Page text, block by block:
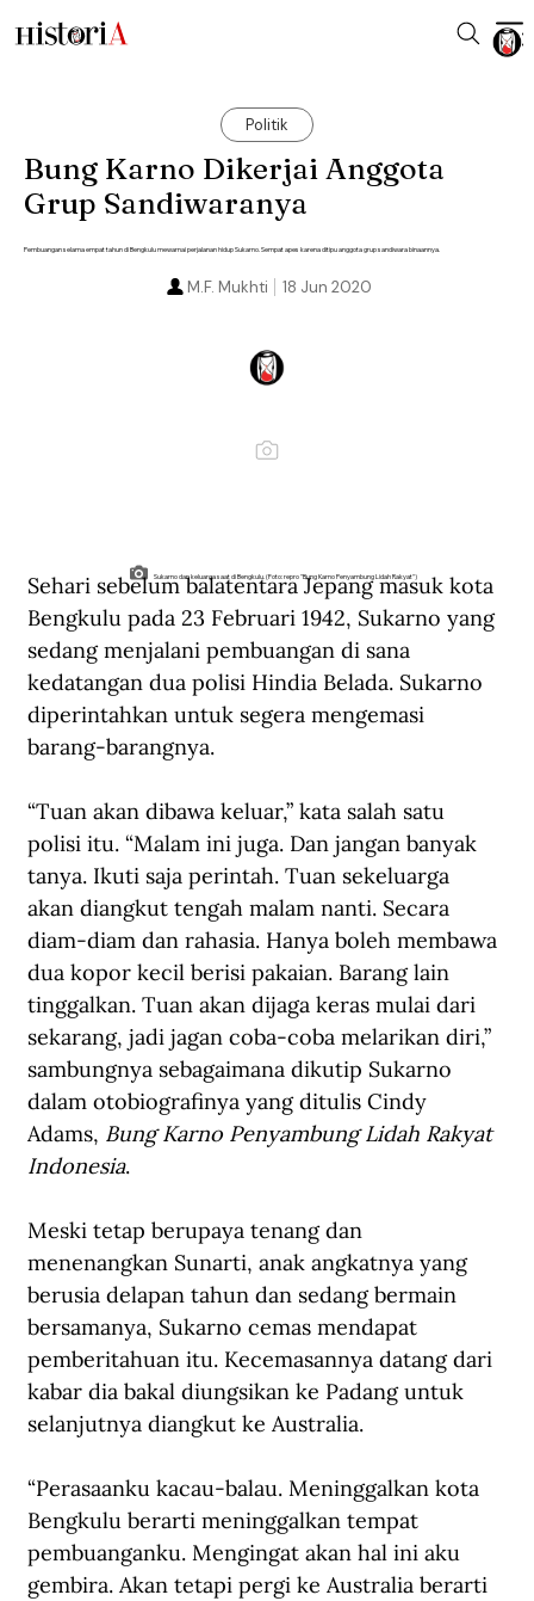
Politik
Bung Karno Dikerjai Anggota
Grup Sandiwaranya
Pembuangan selama empat tahun di Bengkulu mewarnai perjalanan hidup Sukarno. Sempat apes karena ditipu anggota grup sandiwara binaannya.
18 Jun 2020
M.F. Mukhti
Sukarno dan keluarga saat di Bengkulu. (Foto: repro "Bung Karno Penyambung Lidah Rakyat")
Sehari sebelum balatentara Jepang masuk kota
Bengkulu pada 23 Februari 1942, Sukarno yang
sedang menjalani pembuangan di sana
kedatangan dua polisi Hindia Belada. Sukarno
diperintahkan untuk segera mengemasi
barang-barangnya.
“Tuan akan dibawa keluar,” kata salah satu
polisi itu. “Malam ini juga. Dan jangan banyak
tanya. Ikuti saja perintah. Tuan sekeluarga
akan diangkut tengah malam nanti. Secara
diam-diam dan rahasia. Hanya boleh membawa
dua kopor kecil berisi pakaian. Barang lain
tinggalkan. Tuan akan dijaga keras mulai dari
sekarang, jadi jagan coba-coba melarikan diri,”
sambungnya sebagaimana dikutip Sukarno
dalam otobiografinya yang ditulis Cindy
Adams, Bung Karno Penyambung Lidah Rakyat
Indonesia.
Meski tetap berupaya tenang dan
menenangkan Sunarti, anak angkatnya yang
berusia delapan tahun dan sedang bermain
bersamanya, Sukarno cemas mendapat
pemberitahuan itu. Kecemasannya datang dari
kabar dia bakal diungsikan ke Padang untuk
selanjutnya diangkut ke Australia.
“Perasaanku kacau-balau. Meninggalkan kota
Bengkulu berarti meninggalkan tempat
pembuanganku. Mengingat akan hal ini aku
gembira. Akan tetapi pergi ke Australia berarti